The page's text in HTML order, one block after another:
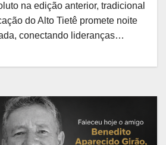
na edição anterior, tradicional
do Alto Tietê promete noite
conectando lideranças…